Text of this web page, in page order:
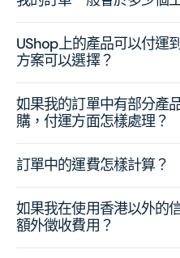
UShop上的產品可以付運
方案可以選擇？
如果我的訂單中有部分產
購，付運方面怎樣處理？
訂單中的運費怎樣計算？
如果我在使用香港以外的
額外徵收費用？